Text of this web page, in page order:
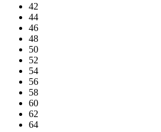
42
44
46
48
50
52
54
56
58
60
62
64